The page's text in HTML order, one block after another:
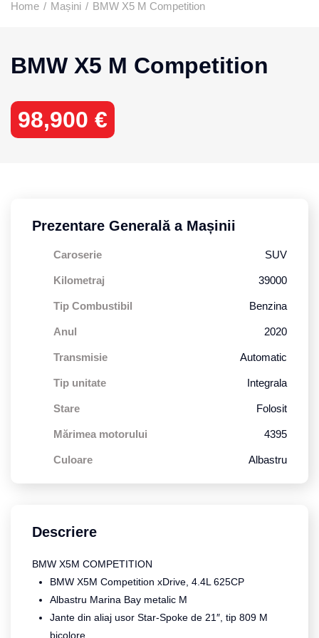
Home / Mașini / BMW X5 M Competition
BMW X5 M Competition
98,900 €
Prezentare Generală a Mașinii
Caroserie SUV
Kilometraj 39000
Tip Combustibil Benzina
Anul 2020
Transmisie Automatic
Tip unitate Integrala
Stare Folosit
Mărimea motorului 4395
Culoare Albastru
Descriere
BMW X5M COMPETITION
BMW X5M Competition xDrive, 4.4L 625CP
Albastru Marina Bay metalic M
Jante din aliaj usor Star-Spoke de 21″, tip 809 M
bicolore